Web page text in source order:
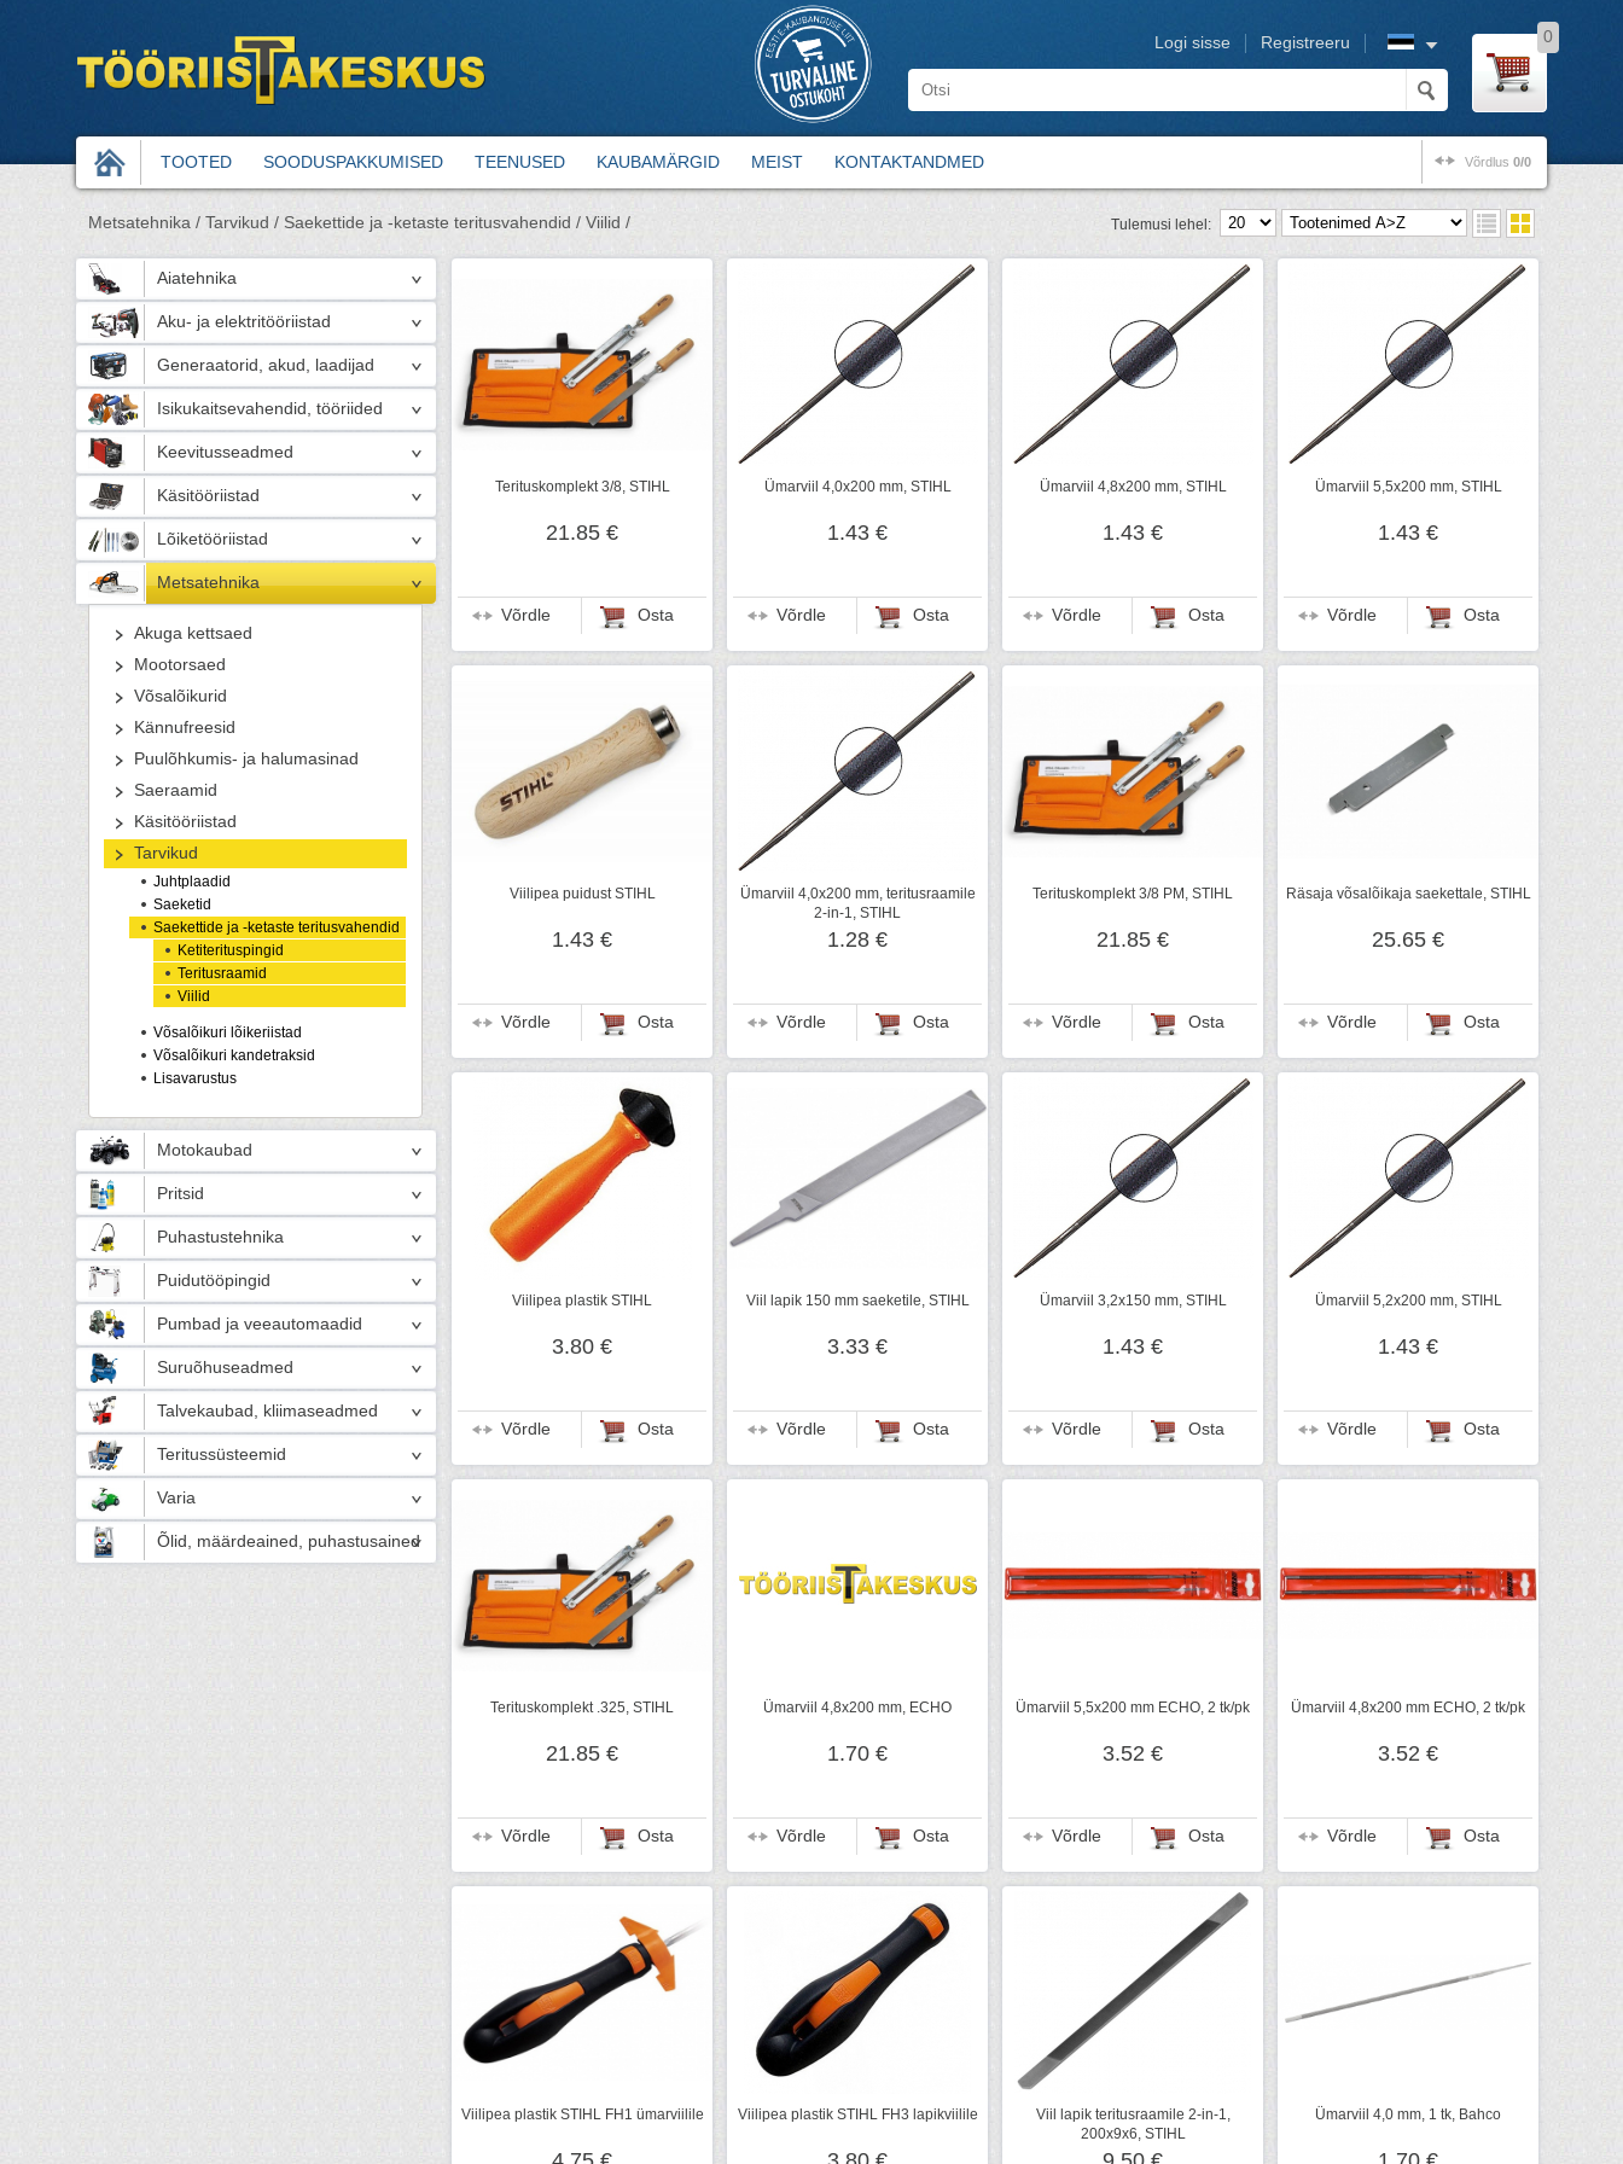
Registreeru
Logi sisse 0
TOOTED SOODUSPAKKUMISED TEENUSED KAUBAMÄRGID MEIST KONTAKTANDMED Võrdlus 0/0
Metsatehnika / Tarvikud / Saekettide ja -ketaste teritusvahendid / Viilid / Tulemusi lehel:
Aiatehnika
Aku- ja elektritööriistad
Generaatorid, akud, laadijad
Isikukaitsevahendid, tööriided
Keevitusseadmed
Käsitööriistad
Lõiketööriistad
Metsatehnika
Akuga kettsaed
Mootorsaed
Võsalõikurid
Kännufreesid
Puulõhkumis- ja halumasinad
Saeraamid
Käsitööriistad
Tarvikud
Juhtplaadid
Saeketid
Saekettide ja -ketaste teritusvahendid
Ketiterituspingid
Teritusraamid
Viilid
Võsalõikuri lõikeriistad
Võsalõikuri kandetraksid
Lisavarustus
Motokaubad
Pritsid
Puhastustehnika
Puidutööpingid
Pumbad ja veeautomaadid
Suruõhuseadmed
Talvekaubad, kliimaseadmed
Teritussüsteemid
Varia
Õlid, määrdeained, puhastusained
Terituskomplekt 3/8, STIHL
21.85 €
Võrdle Osta
Ümarviil 4,0x200 mm, STIHL
1.43 €
Võrdle Osta
Ümarviil 4,8x200 mm, STIHL
1.43 €
Võrdle Osta
Ümarviil 5,5x200 mm, STIHL
1.43 €
Võrdle Osta
Viilipea puidust STIHL
1.43 €
Võrdle Osta
Ümarviil 4,0x200 mm, teritusraamile
2-in-1, STIHL
1.28 €
Võrdle Osta
Terituskomplekt 3/8 PM, STIHL
21.85 €
Võrdle Osta
Räsaja võsalõikaja saekettale, STIHL
25.65 €
Võrdle Osta
Viilipea plastik STIHL
3.80 €
Võrdle Osta
Viil lapik 150 mm saeketile, STIHL
3.33 €
Võrdle Osta
Ümarviil 3,2x150 mm, STIHL
1.43 €
Võrdle Osta
Ümarviil 5,2x200 mm, STIHL
1.43 €
Võrdle Osta
Terituskomplekt .325, STIHL
21.85 €
Võrdle Osta
Ümarviil 4,8x200 mm, ECHO
1.70 €
Võrdle Osta
Ümarviil 5,5x200 mm ECHO, 2 tk/pk
3.52 €
Võrdle Osta
Ümarviil 4,8x200 mm ECHO, 2 tk/pk
3.52 €
Võrdle Osta
Viilipea plastik STIHL FH1 ümarviilile Viilipea plastik STIHL FH3 lapikviilile
Viil lapik teritusraamile 2-in-1,
200x9x6, STIHL
Ümarviil 4,0 mm, 1 tk, Bahco